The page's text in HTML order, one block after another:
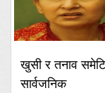
खुसी र तनाव
सार्वजनिक